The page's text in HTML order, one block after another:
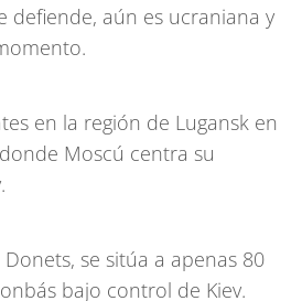
defiende, aún es ucraniana y
en la región de Lugansk en
Moscú centra su
se sitúa a apenas 80
bajo control de Kiev.